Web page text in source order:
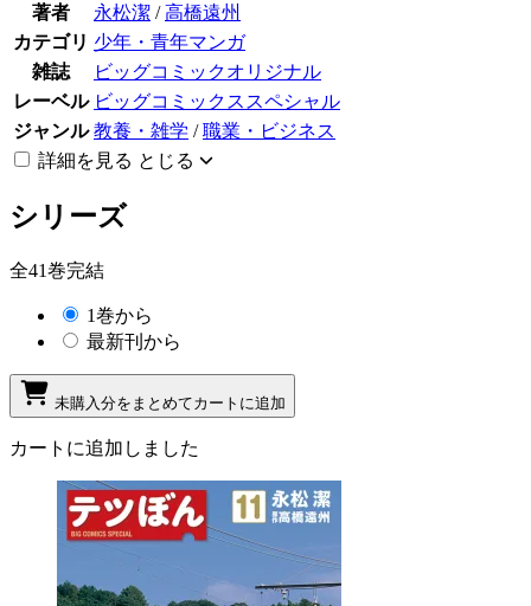
著者 永松潔 /高橋遠州
カテゴリ 少年・青年マンガ
雑誌
ビッグコミックオリジナル
レーベル ビッグコミックススペシャル
ジャンル 教養・雑学 /職業・ビジネス
詳細を見る とじる
シリーズ
全41巻完結
1巻から
最新刊から
未購入分をまとめてカートに追加
カートに追加しました